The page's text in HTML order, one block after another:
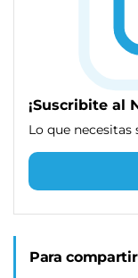
¡Suscribite al
Lo que necesitas
Para